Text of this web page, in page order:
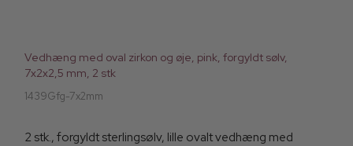
Vedhæng med oval zirkon og øje, pink, forgyldt sølv,
7x2x2,5 mm, 2 stk
1439Gfg-7x2mm
2 stk., forgyldt sterlingsølv, lille ovalt vedhæng med